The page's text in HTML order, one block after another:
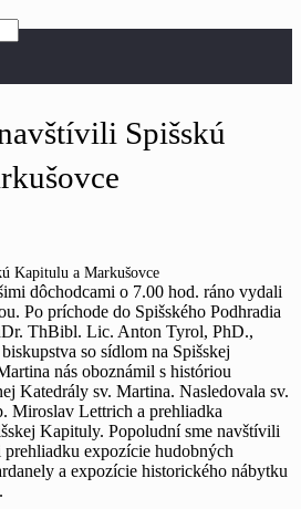
Spišskú
Kapitulu a Markušovce
dôchodcami o 7.00 hod. ráno vydali
Po príchode do Spišského Podhradia
ThBibl. Lic. Anton Tyrol, PhD.,
so sídlom na Spišskej
nás oboznámil s históriou
Katedrály sv. Martina. Nasledovala sv.
Miroslav Lettrich a prehliadka
Kapituly. Popoludní sme navštívili
expozície hudobných
a expozície historického nábytku